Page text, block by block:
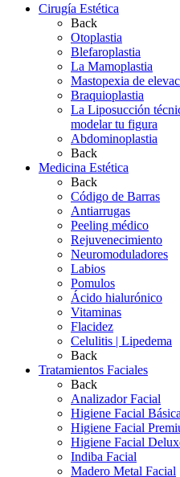
Cirugía Estética
Back
Otoplastia
Blefaroplastia
La Mamoplastia
Mastopexia de
Braquioplastia
La Liposucción
modelar tu figura
Abdominoplastia
Back
Medicina Estética
Back
Código de Barras
Antiarrugas
Peeling médico
Rejuvenecimiento
Neuromoduladores
Labios
Pomulos
Ácido hialurónico
Vitaminas
Flacidez
Celulitis | Lipedema
Back
Tratamientos Faciales
Back
Analizador Facial
Higiene Facial Básica
Higiene Facial
Higiene Facial
Indiba Facial
Madero Metal Facial